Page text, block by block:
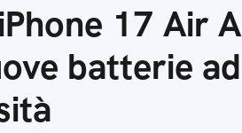
17 Air
batterie